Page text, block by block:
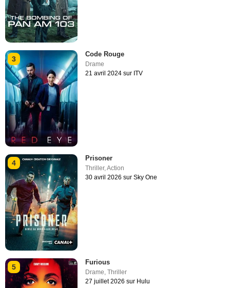
3
Code Rouge
Drame
21 avril 2024 sur ITV
4
Prisoner
Thriller,Action
30 avril 2026 sur Sky One
5
Furious
Drame,Thriller
27 juillet 2026 sur Hulu